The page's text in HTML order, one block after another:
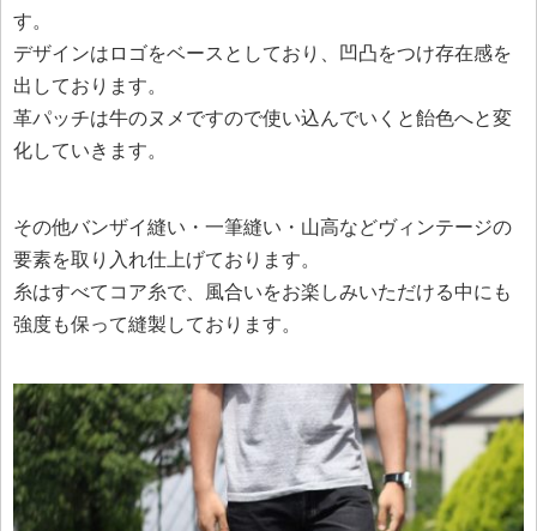
す。
デザインはロゴをベースとしており、凹凸をつけ存在感を
出しております。
革パッチは牛のヌメですので使い込んでいくと飴色へと変
化していきます。
その他バンザイ縫い・一筆縫い・山高などヴィンテージの
要素を取り入れ仕上げております。
糸はすべてコア糸で、風合いをお楽しみいただける中にも
強度も保って縫製しております。